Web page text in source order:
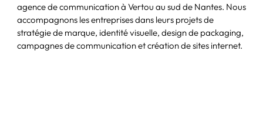
agence de communication à Vertou au sud de Nantes. Nous
accompagnons les entreprises dans leurs projets de
stratégie de marque, identité visuelle, design de packaging,
campagnes de communication et création de sites internet.